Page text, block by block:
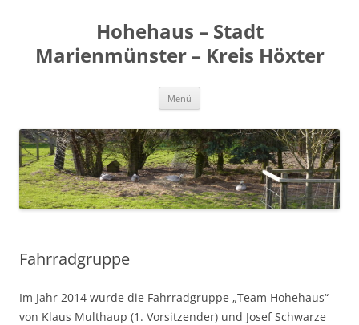
Hohehaus – Stadt
Marienmünster – Kreis Höxter
Menü
Fahrradgruppe
Im Jahr 2014 wurde die Fahrradgruppe „Team Hohehaus“
von Klaus Multhaup (1. Vorsitzender) und Josef Schwarze